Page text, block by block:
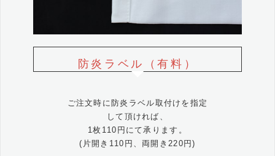
防炎ラベル（有料）
ご注文時に防炎ラベル取付けを指定
して頂ければ、
1枚110円にて承ります。
(片開き110円、両開き220円)